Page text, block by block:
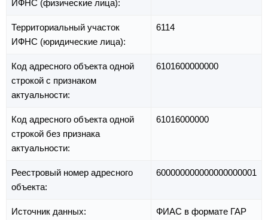
ИФНС (физические лица):
Территориальный участок
ИФНС (юридические лица):
6114
Код адресного объекта одной
строкой с признаком
актуальности:
6101600000000
Код адресного объекта одной
строкой без признака
актуальности:
61016000000
Реестровый номер адресного
объекта:
600000000000000000001
Источник данных: ФИАС в формате ГАР